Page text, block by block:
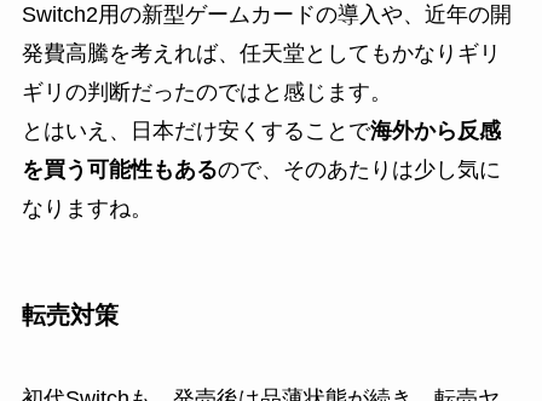
Switch2用の新型ゲームカードの導入や、近年の開
発費高騰を考えれば、任天堂としてもかなりギリ
ギリの判断だったのではと感じます。
とはいえ、日本だけ安くすることで海外から反感
を買う可能性もあるので、そのあたりは少し気に
なりますね。
転売対策